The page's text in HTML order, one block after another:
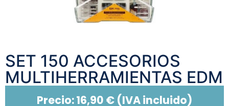
SET 150 ACCESORIOS
MULTIHERRAMIENTAS EDM
Precio:16,90 € (IVA incluido)